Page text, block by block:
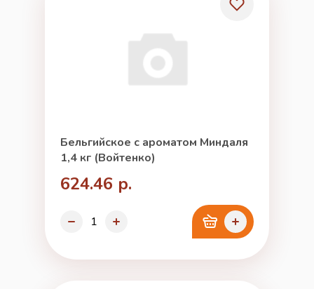
Бельгийское с ароматом Миндаля
1,4 кг (Войтенко)
624.46 р.